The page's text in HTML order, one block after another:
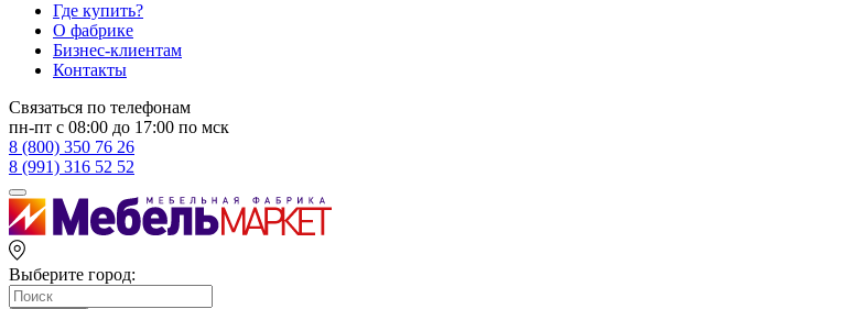
Где купить?
О фабрике
Бизнес-клиентам
Контакты
Связаться по телефонам
пн-пт с 08:00 до 17:00 по мск
8 (800) 350 76 26
8 (991) 316 52 52
Выберите город: